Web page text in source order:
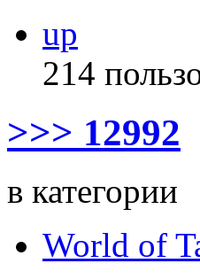
up
214
>>> 12992
в категории
World of